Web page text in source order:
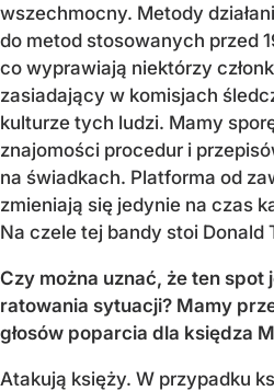
wszechmocny. Metody
do metod stosowanych przed
co wyprawiają niektórzy
zasiadający w komisjach
kulturze tych ludzi. Mamy
znajomości procedur i
na świadkach. Platforma od
zmieniają się jedynie na czas
Na czele tej bandy stoi Donald
Czy można uznać, że ten
ratowania sytuacji? Mamy
głosów poparcia dla księdza
Atakują księży. W przypadku